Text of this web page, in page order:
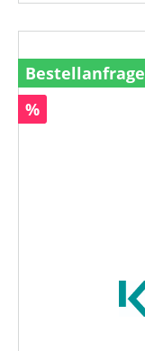
Bestellanfrage
Rabatt
%